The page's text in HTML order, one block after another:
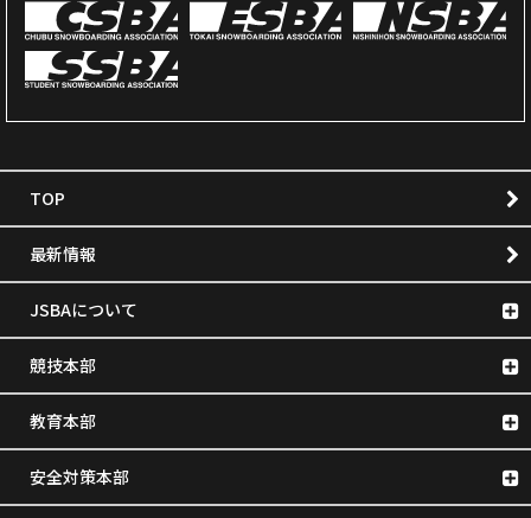
TOP
最新情報
JSBAについて
競技本部
教育本部
安全対策本部